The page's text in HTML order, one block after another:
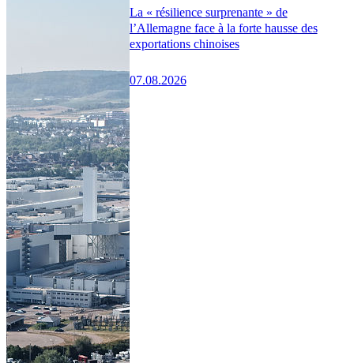
La « résilience surprenante » de
l’Allemagne face à la forte hausse des
exportations chinoises
07.08.2026